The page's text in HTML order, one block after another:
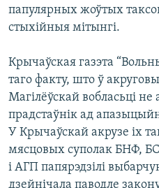
папулярных жоўтых
стыхійныя мітынгі.
Крычаўская газэта
таго факту, што ў
Магілёўскай вобласьці
прадстаўнік ад
У Крычаўскай акрузе іх
мясцовых суполак БНФ,
і АГП папярэдзілі
дзейнічала паводле